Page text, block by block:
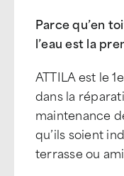
Parce qu’en
l’eau est la
ATTILA est le
dans la
maintenance
qu’ils soient
terrasse ou